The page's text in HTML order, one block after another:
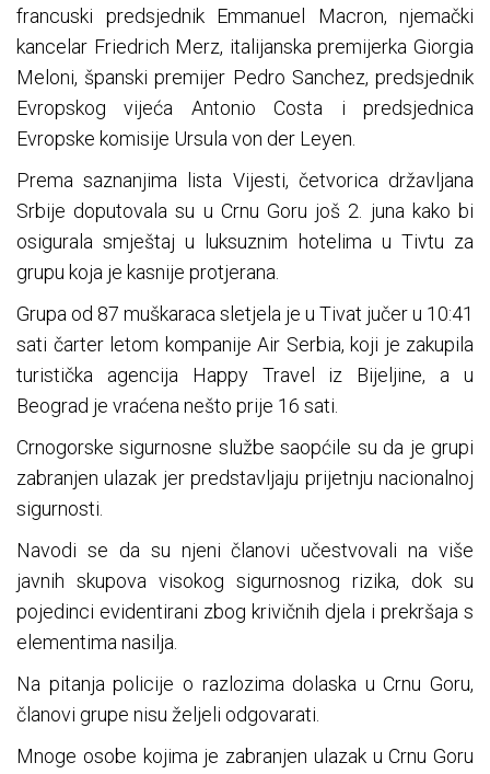
francuski predsjednik Emmanuel Macron, njemački
kancelar Friedrich Merz, italijanska premijerka Giorgia
Meloni, španski premijer Pedro Sanchez, predsjednik
Evropskog vijeća Antonio Costa i predsjednica
Evropske komisije Ursula von der Leyen.
Prema saznanjima lista Vijesti, četvorica državljana
Srbije doputovala su u Crnu Goru još 2. juna kako bi
osigurala smještaj u luksuznim hotelima u Tivtu za
grupu koja je kasnije protjerana.
Grupa od 87 muškaraca sletjela je u Tivat jučer u 10:41
sati čarter letom kompanije Air Serbia, koji je zakupila
turistička agencija Happy Travel iz Bijeljine, a u
Beograd je vraćena nešto prije 16 sati.
Crnogorske sigurnosne službe saopćile su da je grupi
zabranjen ulazak jer predstavljaju prijetnju nacionalnoj
sigurnosti.
Navodi se da su njeni članovi učestvovali na više
javnih skupova visokog sigurnosnog rizika, dok su
pojedinci evidentirani zbog krivičnih djela i prekršaja s
elementima nasilja.
Na pitanja policije o razlozima dolaska u Crnu Goru,
članovi grupe nisu željeli odgovarati.
Mnoge osobe kojima je zabranjen ulazak u Crnu Goru